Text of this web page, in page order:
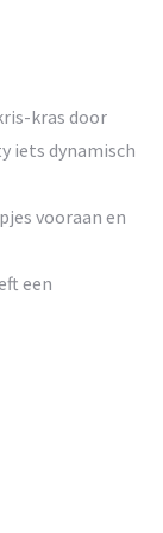
kras door
iets dynamisch
vooraan en
een